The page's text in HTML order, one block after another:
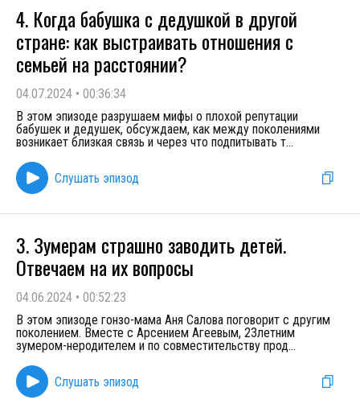
4. Когда бабушка с дедушкой в другой
стране: как выстраивать отношения с
семьей на расстоянии?
04.07.2024 • 00:36:34
В этом эпизоде разрушаем мифы о плохой репутации
бабушек и дедушек, обсуждаем, как между поколениями
возникает близкая связь и через что подпитывать т...
Слушать эпизод
3. Зумерам страшно заводить детей.
Отвечаем на их вопросы
04.06.2024 • 00:52:23
В этом эпизоде гонзо-мама Аня Салова поговорит с другим
поколением. Вместе с Арсением Агеевым, 23летним
зумером-неродителем и по совместительству прод...
Слушать эпизод